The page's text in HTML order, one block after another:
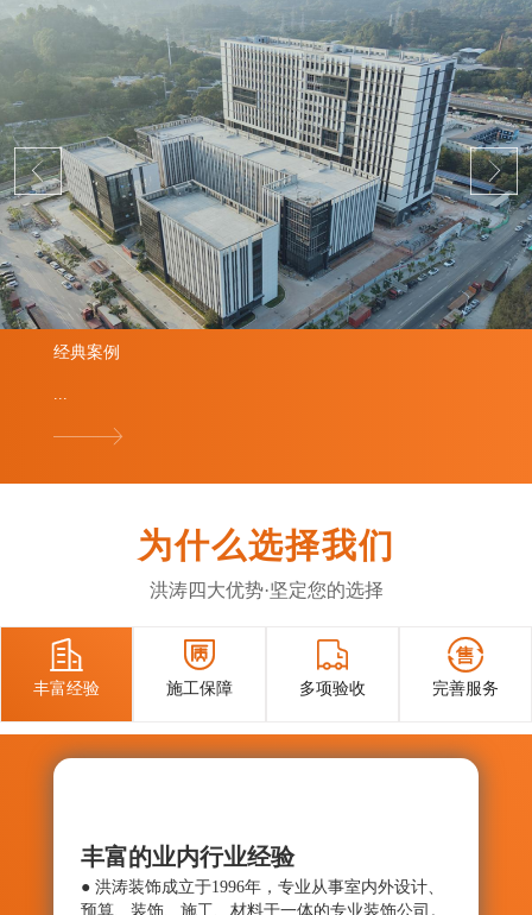
经典案例
为什么选择我们
洪涛四大优势·坚定您的选择

丰富经验

施工保障

多项验收

完善服务
丰富的业内行业经验
● 洪涛装饰成立于1996年，专业从事室内外设计、
预算、装饰、施工、材料于一体的专业装饰公司。